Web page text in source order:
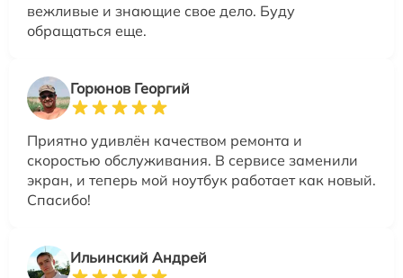
вежливые и знающие свое дело. Буду
обращаться еще.
Горюнов Георгий
Приятно удивлён качеством ремонта и
скоростью обслуживания. В сервисе заменили
экран, и теперь мой ноутбук работает как новый.
Спасибо!
Ильинский Андрей